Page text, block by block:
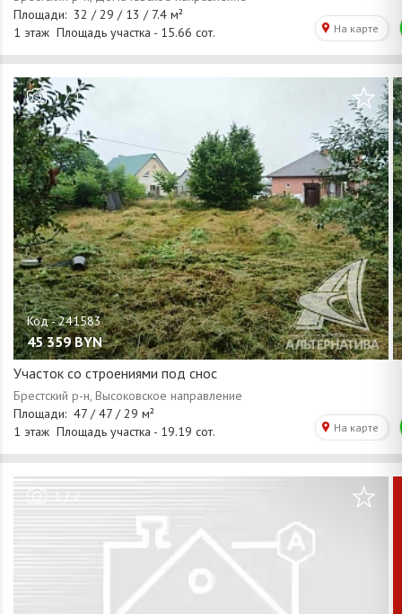
1/11
45 359 BYN
Участок со строениями под снос
1/2